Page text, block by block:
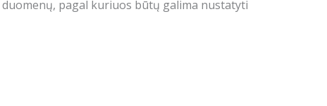
pagal kuriuos būtų galima nustatyti